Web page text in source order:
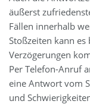
äußerst
Fällen innerhalb
Stoßzeiten kann
Verzögerungen
Per Telefon-Anruf
eine Antwort vom
und